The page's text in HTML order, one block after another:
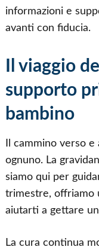
informazioni e
avanti con fiducia.
Il viaggio
supporto
bambino
Il cammino verso
ognuno. La
siamo qui per
trimestre, offriamo
aiutarti a gettare
La cura continua